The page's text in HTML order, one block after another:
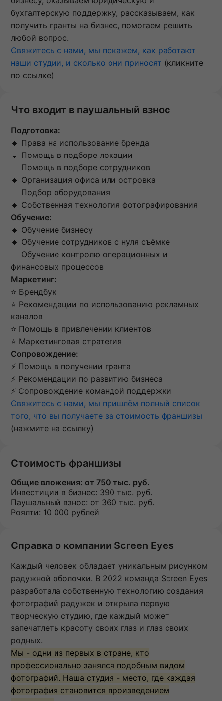
бухгалтерскую поддержку, рассказываем, как
получить гранты на бизнес, помогаем решить
любой вопрос.
Свяжитесь с нами, мы покажем, как работают
наши студии, и сколько они приносят (кликните
по ссылке)
Что входит в паушальный взнос
Подготовка:
🔹 Права на использование бренда
🔹 Помощь в подборе локации
🔹 Помощь в подборе сотрудников
🔹 Организация офиса или островка
🔹 Подбор оборудования
🔹 Собственная технология фотографирования
Обучение:
🔸 Обучение бизнесу
🔸 Обучение сотрудников с нуля съёмке
🔸 Обучение контролю операционных и
финансовых процессов
Маркетинг:
⭐ Брендбук
⭐ Рекомендации по использованию рекламных
каналов
⭐ Помощь в привлечении клиентов
⭐ Маркетинговая стратегия
Сопровождение:
⚡️ Помощь в получении гранта
⚡️ Рекомендации по развитию бизнеса
⚡️ Сопровождение командой поддержки
Свяжитесь с нами, мы пришлём полный список
того, что вы получаете за стоимость франшизы
(нажмите на ссылку)
Стоимость франшизы
Общие вложения: от 750 тыс. руб.
Инвестиции в бизнес: 390 тыс. руб.
Паушальный взнос: от 360 тыс. руб.
Роялти: 10 000 рублей
Справка о компании Screen Eyes
Каждый человек обладает уникальным рисунком
радужной оболочки. В 2022 команда Screen Eyes
разработала собственную технологию создания
фотографий радужек и открыла первую
творческую студию, где каждый может
запечатлеть красоту своих глаз и глаз своих
родных.
Мы - одни из первых в стране, кто
профессионально занялся подобным видом
фотографий. Наша студия - место, где каждая
фотография становится произведением